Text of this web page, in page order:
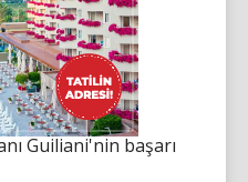
Guiliani'nin başarı